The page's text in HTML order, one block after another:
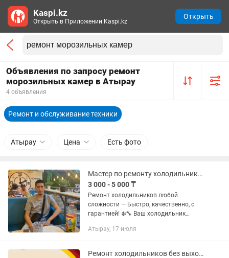
Объявления по запросу ремонт
морозильных камер в Атырау
4 объявления
Ремонт и обслуживание техники
Атырау Цена Есть фото
Мастер по ремонту холодильников и морозильных камер
3 000 - 5 000 ₸
Ремонт холодильников любой
сложности — Быстро, качественно, с
гарантией! ❄️🔧 Ваш холодильник
странные звуки? Не спешите покупать
по...
Атырау, 17 июля
Ремонт холодильников без выходных 24/7
Kaspi.kz
Открыть в Приложении Kaspi.kz
Открыть